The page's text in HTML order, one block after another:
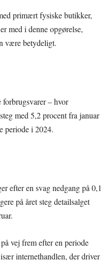
primært fysiske butikker,
med i denne opgørelse,
være betydeligt.
– hvor
med 5,2 procent fra januar
periode i 2024.
efter en svag nedgang på 0,1
på året steg detailsalget
vej frem efter en periode
internethandlen, der driver